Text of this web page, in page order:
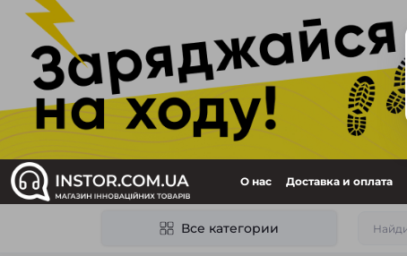
О нас Доставка и оплата
Все категории